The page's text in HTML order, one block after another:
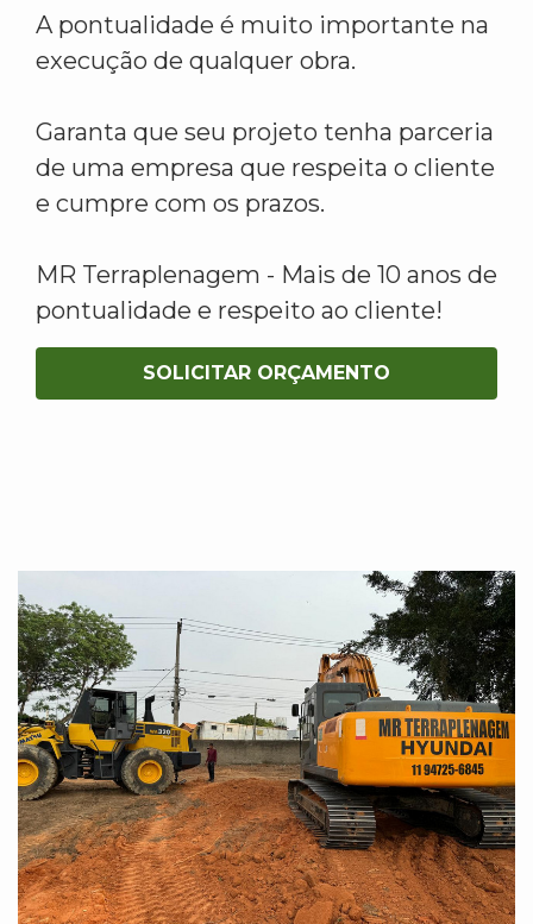
A pontualidade é muito importante na
execução de qualquer obra.
Garanta que seu projeto tenha parceria
de uma empresa que respeita o cliente
e cumpre com os prazos.
MR Terraplenagem - Mais de 10 anos de
pontualidade e respeito ao cliente!
SOLICITAR ORÇAMENTO